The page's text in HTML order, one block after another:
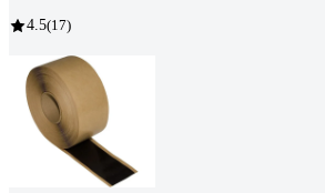
4.5(17)